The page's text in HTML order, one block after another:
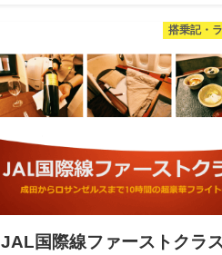
に旅に行ってきました。日本から北米ま
初のJA…
搭乗記・
JAL国際線ファーストクラ